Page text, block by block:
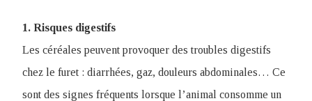
1. Risques digestifs
Les céréales peuvent provoquer des troubles digestifs
chez le furet : diarrhées, gaz, douleurs abdominales… Ce
sont des signes fréquents lorsque l’animal consomme un